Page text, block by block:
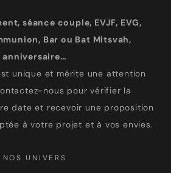
séance couple, EVJF, EVG,
Bar ou Bat Mitsvah,
anniversaire…
unique et mérite une attention
nous pour vérifier la
date et recevoir une proposition
à votre projet et à vos envies.
NOS UNIVERS